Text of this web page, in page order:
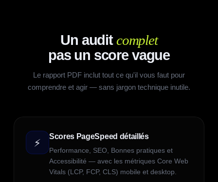
Un audit complet
pas un score vague
Le rapport PDF inclut tout ce qu'il vous faut pour
comprendre et agir — sans jargon technique inutile.
⚡
Scores PageSpeed détaillés
Performance, SEO, Bonnes pratiques et
Accessibilité — avec les métriques Core Web
Vitals (LCP, FCP, CLS) mobile et desktop.